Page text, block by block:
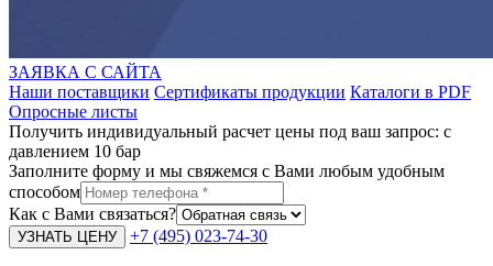
ЗАЯВКА С САЙТА
Наши поставщики Сертификаты продукции Каталоги в PDF
Опросные листы
Получить индивидуальный расчет цены под ваш запрос: с
давлением 10 бар
Заполните форму и мы свяжемся с Вами любым удобным
способом
Как с Вами связаться?
+7 (495) 023-74-30